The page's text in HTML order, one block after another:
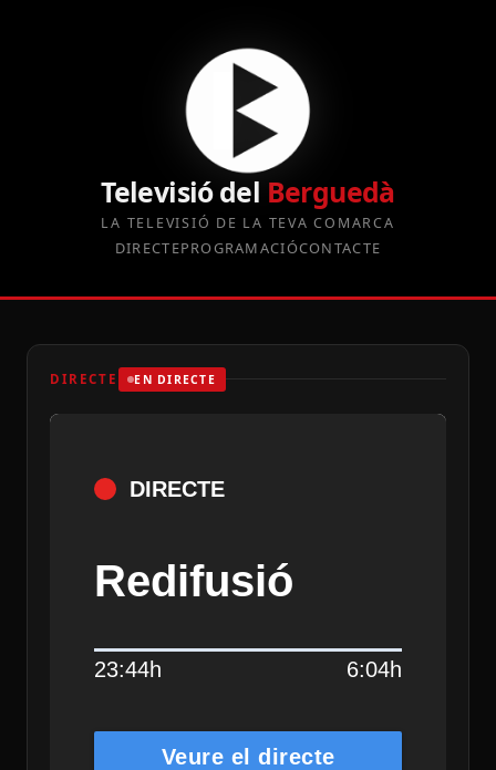
Televisió del Berguedà
LA TELEVISIÓ DE LA TEVA COMARCA
DIRECTEPROGRAMACIÓCONTACTE
DIRECTE EN DIRECTE
DIRECTE
Redifusió
23:44h 6:04h
Veure el directe